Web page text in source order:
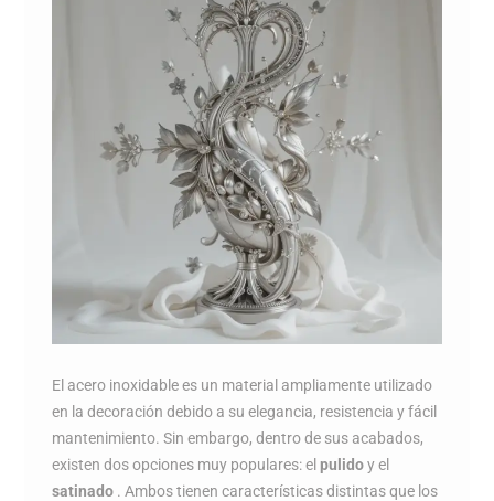
El acero inoxidable es un material ampliamente utilizado
en la decoración debido a su elegancia, resistencia y fácil
mantenimiento. Sin embargo, dentro de sus acabados,
existen dos opciones muy populares: elpulidoy el
satinado. Ambos tienen características distintas que los